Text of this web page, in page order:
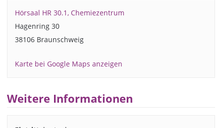
Hörsaal HR 30.1, Chemiezentrum
Hagenring 30
38106 Braunschweig
Karte bei Google Maps anzeigen
Weitere Informationen